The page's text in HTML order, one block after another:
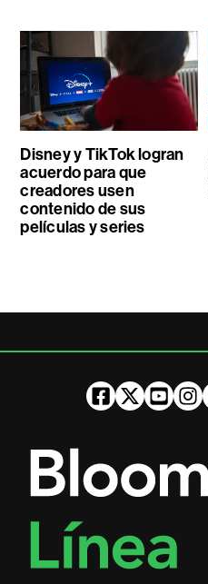
Disney y TikTok logran
acuerdo para que
creadores usen
contenido de sus
películas y series